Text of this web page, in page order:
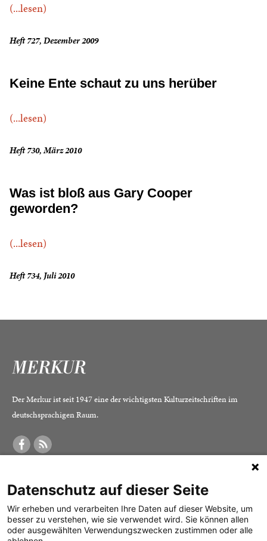
(...lesen)
Heft 727, Dezember 2009
Keine Ente schaut zu uns herüber
(...lesen)
Heft 730, März 2010
Was ist bloß aus Gary Cooper
geworden?
(...lesen)
Heft 734, Juli 2010
Der Merkur ist seit 1947 eine der wichtigsten Kulturzeitschriften im
deutschsprachigen Raum.
Was ist der Merkur?
Herausgeber /
Redaktion
Alle Abos im Überblick
Print-Abo
Digital-Abo
Impressum
Datenschutz
Mediadaten
Datenschutz auf dieser Seite
Wir erheben und verarbeiten Ihre Daten auf dieser Website, um
besser zu verstehen, wie sie verwendet wird. Sie können allen
oder ausgewählten Verwendungszwecken zustimmen oder alle